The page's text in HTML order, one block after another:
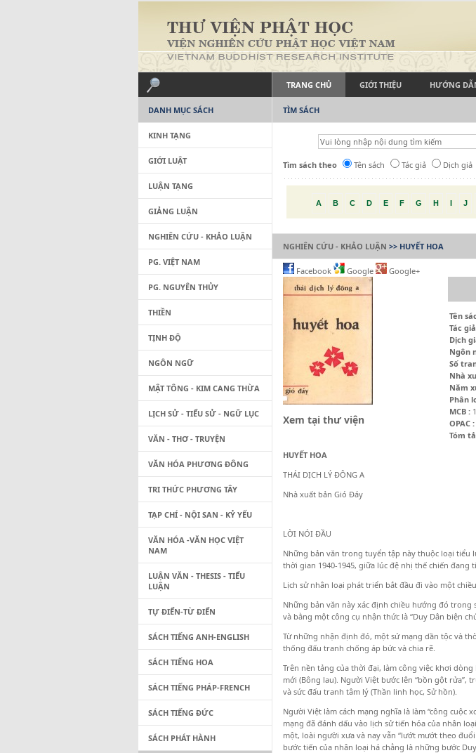
TRANG CHỦ GIỚI THIỆU HƯỚNG
TÌM SÁCH
Tìm sách theo Tên sách Tác giả Dịch giả
A B C D E F G H I J
NGHIÊN CỨU - KHẢO LUẬN >> HUYẾT HOA
Facebook Google Google+
Xem tại thư viện
Tên
Tác
Dịch
Ngôn
Số
Nhà
Năm
Phân
MCB :
OPAC :
Tóm
HUYẾT HOA
THÁI DỊCH LÝ ĐÔNG A
Nhà xuất bản Gió Đáy
LỜI NÓI ĐẦU
Những bản văn trong tuyển tập này thuộc loại tiểu
thời gian 1940-1945, giữa lúc đệ nhị thế chiến
Lịch sử nhân loại phát triển bắt đầu đi vào một
Những bản văn này xác định chiều hướng đó
và bằng một công cụ nhận thức là “Duy Dân biện
Từ những nhận định đó, một sứ mạng dần tộc và
thống đấu tranh chống áp bức và chia rẽ.
Trên nền tảng của thời đại, làm công việc khơi
mới (Bông lau). Người Việt bước lên “bồn gột
và sức đấu tranh tâm lý (Thần linh học, Sử hồn).
Người Việt làm cách mạng nghĩa là làm “công
mạng đã đánh dấu vào lịch sử tiến hóa của nhân
một, loài người xưa và nay vẫn “lướt mướt theo
bước tiến của nhân loại há chẳng là những bước
DANH MỤC SÁCH
KINH TẠNG
GIỚI LUẬT
LUẬN TẠNG
GIẢNG LUẬN
NGHIÊN CỨU - KHẢO LUẬN
PG. VIỆT NAM
PG. NGUYÊN THỦY
THIỀN
TỊNH ĐỘ
NGÔN NGỮ
MẬT TÔNG - KIM CANG THỪA
LỊCH SỬ - TIỂU SỬ - NGỮ LỤC
VĂN - THƠ - TRUYỆN
VĂN HÓA PHƯƠNG ĐÔNG
TRI THỨC PHƯƠNG TÂY
TẠP CHÍ - NỘI SAN - KỶ YẾU
VĂN HÓA -VĂN HỌC VIỆT
NAM
LUẬN VĂN - THESIS - TIỂU
LUẬN
TỰ ĐIỂN-TỪ ĐIỂN
SÁCH TIẾNG ANH-ENGLISH
SÁCH TIẾNG HOA
SÁCH TIẾNG PHÁP-FRENCH
SÁCH TIẾNG ĐỨC
SÁCH PHÁT HÀNH